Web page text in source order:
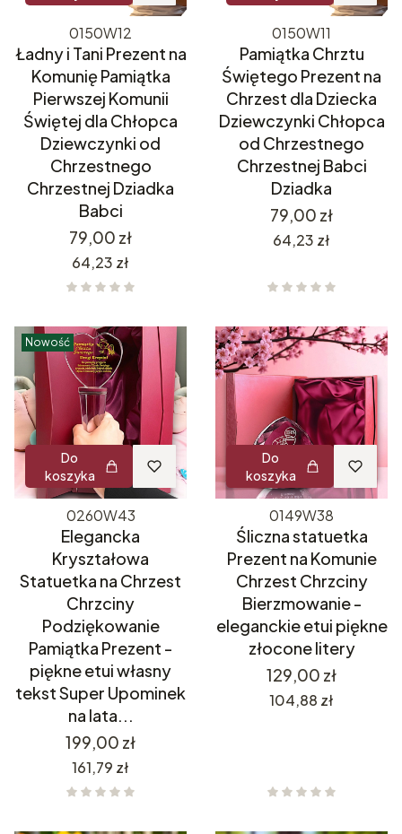
0150W12
Ładny i Tani Prezent na
Komunię Pamiątka
Pierwszej Komunii
Świętej dla Chłopca
Dziewczynki od
Chrzestnego
Chrzestnej Dziadka
Babci
Cena
79,00 zł
Cena
64,23 zł
0150W11
Pamiątka Chrztu
Świętego Prezent na
Chrzest dla Dziecka
Dziewczynki Chłopca
od Chrzestnego
Chrzestnej Babci
Dziadka
Cena
79,00 zł
Cena
64,23 zł
Nowość
Do
koszyka
0260W43
Elegancka
Kryształowa
Statuetka na Chrzest
Chrzciny
Podziękowanie
Pamiątka Prezent -
piękne etui własny
tekst Super Upominek
na lata...
Cena
199,00 zł
Cena
161,79 zł
Do
koszyka
0149W38
Śliczna statuetka
Prezent na Komunie
Chrzest Chrzciny
Bierzmowanie -
eleganckie etui piękne
złocone litery
Cena
129,00 zł
Cena
104,88 zł